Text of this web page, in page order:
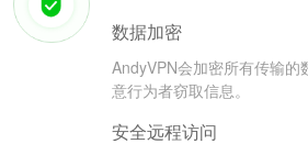
数据加密
AndyVPN会加密所有传输的
意行为者窃取信息。
安全远程访问